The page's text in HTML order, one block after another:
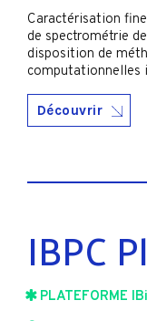
Caractérisation
de spectrométrie
disposition de
computationnelles
Découvrir
IBPC
PLATEFORME